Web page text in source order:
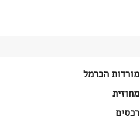
מורדות הכרמל
מחוזית
רכסים